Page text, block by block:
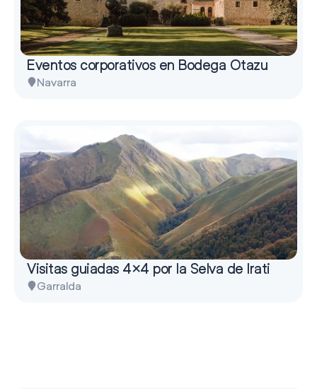
Eventos corporativos en Bodega Otazu
Navarra
Visitas guiadas 4×4 por la Selva de Irati
Garralda